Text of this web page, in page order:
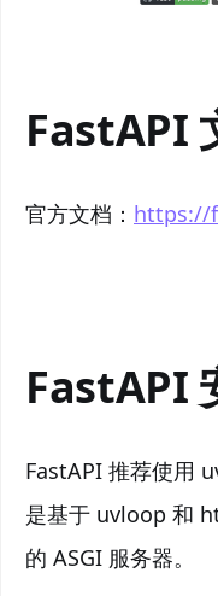
FastAPI
官方文档： https://
FastAPI
FastAPI 推荐使用
是基于 uvloop 和
的 ASGI 服务器。